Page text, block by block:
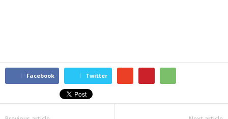
Facebook Twitter